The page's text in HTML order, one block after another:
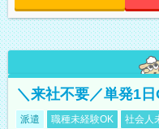
＼来社不要／単発1
派遣 職種未経験OK 社会人